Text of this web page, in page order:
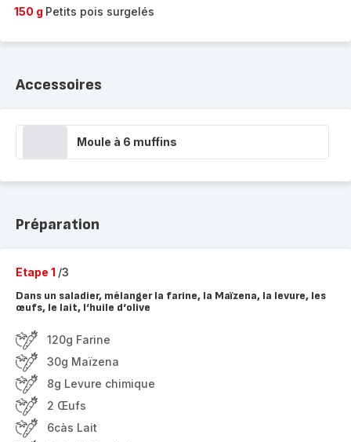
150 g Petits pois surgelés
Accessoires
Moule à 6 muffins
Préparation
Etape 1 /3
Dans un saladier, mélanger la farine, la Maïzena, la levure, les
œufs, le lait, l‘huile d‘olive
120g Farine
30g Maïzena
8g Levure chimique
2 Œufs
6càs Lait